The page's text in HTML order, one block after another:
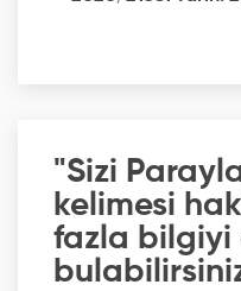
"Sizi
kelimesi
fazla bilgiyi